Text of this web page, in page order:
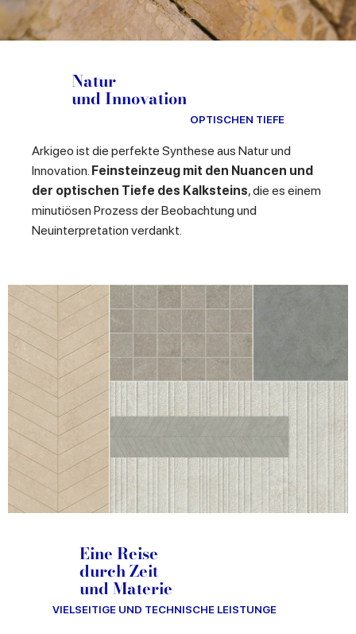
Natur
und Innovation
OPTISCHEN TIEFE
Arkigeo ist die perfekte Synthese aus Natur und
Innovation. Feinsteinzeug mit den Nuancen und
der optischen Tiefe des Kalksteins, die es einem
minutiösen Prozess der Beobachtung und
Neuinterpretation verdankt.
Eine Reise
durch Zeit
und Materie
VIELSEITIGE UND TECHNISCHE LEISTUNGE